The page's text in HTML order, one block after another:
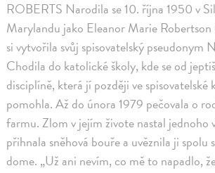
ROBERTS Narodila se 10. října 1950 v
Marylandu jako Eleanor Marie
si vytvořila svůj spisovatelský pseudonym
Chodila do katolické školy, kde se od
disciplíně, která jí později ve spisovatelské
pomohla. Až do února 1979 pečovala o
farmu. Zlom v jejím živote nastal jednoho
přihnala sněhová bouře a uvěznila ji spolu
dome. „Už ani nevím, co mě to napadlo,